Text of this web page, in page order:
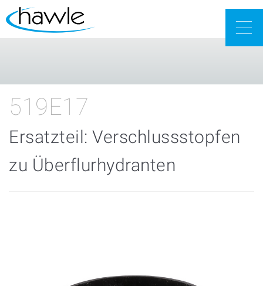
519E17
Ersatzteil: Verschlussstopfen
zu Überflurhydranten